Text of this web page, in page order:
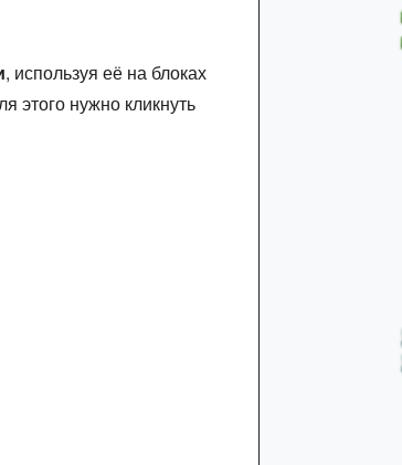
, используя её на блоках
этого нужно кликнуть